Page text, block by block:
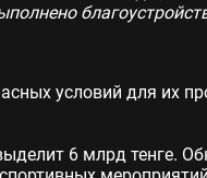
условий для их
6 млрд тенге.